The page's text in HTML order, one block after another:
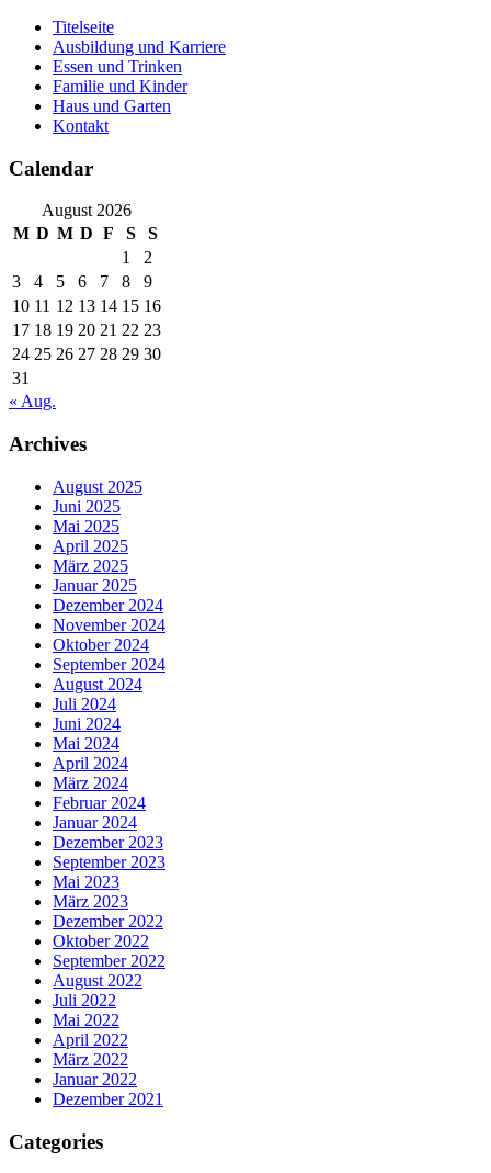
Skip
content
Titelseite
Ausbildung und Karriere
Essen und Trinken
Familie und Kinder
Haus und Garten
Kontakt
Calendar
August 2026
M D M D F S
S
1
2
3
4 5 6 7 8
9
10 11 12 13 14 15 16
17 18 19 20 21 22 23
24 25 26 27 28 29 30
31
« Aug.
Archives
August 2025
Juni 2025
Mai 2025
April 2025
März 2025
Januar 2025
Dezember 2024
November 2024
Oktober 2024
September 2024
August 2024
Juli 2024
Juni 2024
Mai 2024
April 2024
März 2024
Februar 2024
Januar 2024
Dezember 2023
September 2023
Mai 2023
März 2023
Dezember 2022
Oktober 2022
September 2022
August 2022
Juli 2022
Mai 2022
April 2022
März 2022
Januar 2022
Dezember 2021
Categories